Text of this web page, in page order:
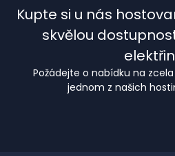
Kupte si u nás
skvělou
Požádejte o nabídku na
jednom z našich